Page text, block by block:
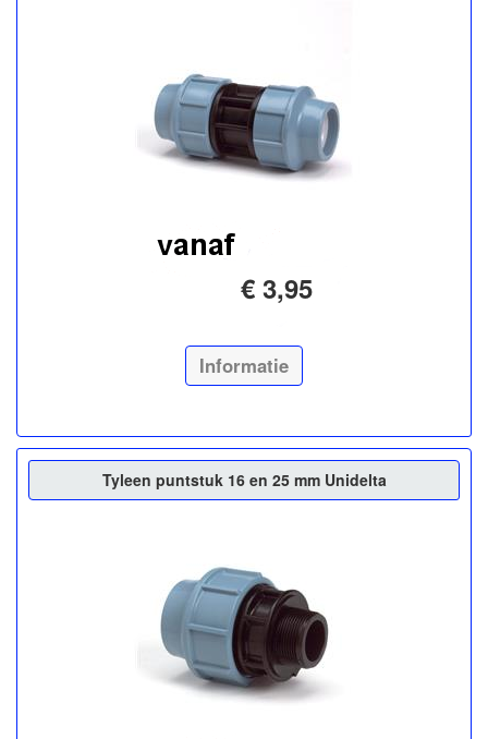
€ 3,95
Informatie
Tyleen puntstuk 16 en 25 mm Unidelta